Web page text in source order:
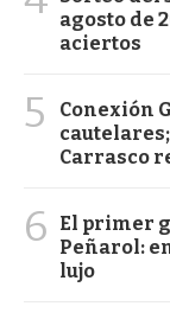
agosto de
aciertos
5
Conexión
Carrasco
6
El primer
Peñarol:
lujo